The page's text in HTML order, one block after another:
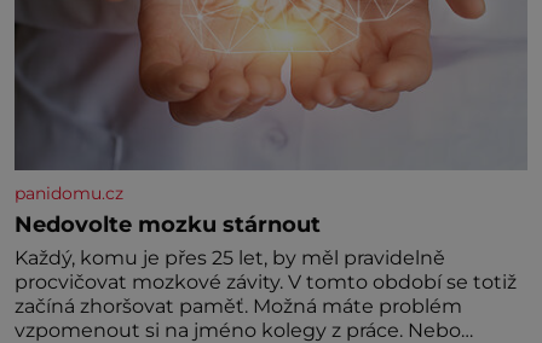
panidomu.cz
Nedovolte mozku stárnout
Každý, komu je přes 25 let, by měl pravidelně
procvičovat mozkové závity. V tomto období se totiž
začíná zhoršovat paměť. Možná máte problém
vzpomenout si na jméno kolegy z práce. Nebo